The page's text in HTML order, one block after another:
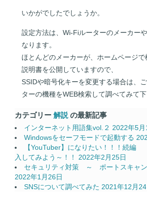
いかがでしたでしょうか。
設定方法は、Wi-Fiルーターのメーカー
なります。
ほとんどのメーカーが、ホームページで
説明書を公開していますので、
SSIDや暗号化キーを変更する場合は、
ターの機種をWEB検索して調べてみて下
カテゴリー 解説 の最新記事
インターネット用語集vol.２ 2022年5月
Windowsをセーフモードで起動する
【YouTuber】になりたい！！！続編
入してみよう～！！ 2022年2月25日
セキュリティ対策 ～ ポートスキャ
2022年1月26日
SNSについて調べてみた 2021年12月24